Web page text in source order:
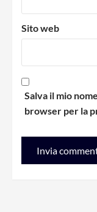
Sito web
Salva il mio
browser per la